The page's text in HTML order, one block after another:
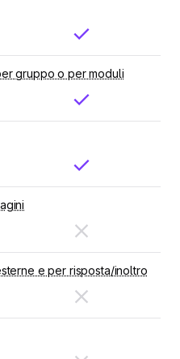
gruppo o per moduli
e per risposta/inoltro